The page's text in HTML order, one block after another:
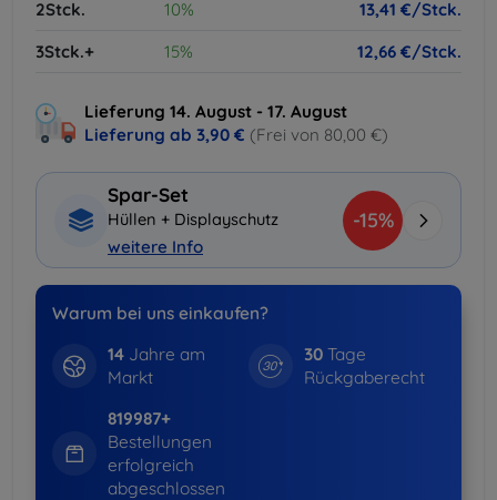
2Stck. 10%
13,41 €/Stck.
3Stck.+
15% 12,66 €/Stck.
Lieferung 14. August - 17. August
Lieferung ab 3,90 € (Frei von 80,00 €)
Spar-Set
Hüllen + Displayschutz
weitere Info
-15%
Warum bei uns einkaufen?
14Jahre am
Markt
30 Tage
Rückgaberecht
819987+
Bestellungen
erfolgreich
abgeschlossen